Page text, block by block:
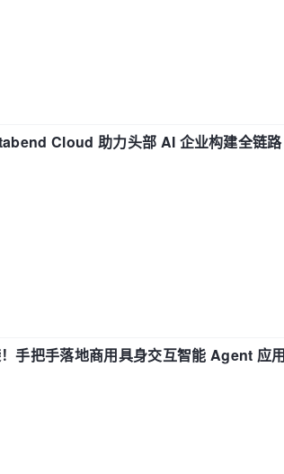
Cloud 助力头部 AI 企业构建全链
手把手落地商用具身交互智能 Agent 应用